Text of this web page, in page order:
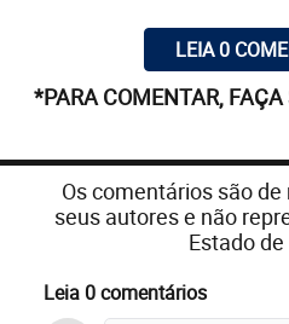
LEIA 0
*PARA COMENTAR, FAÇA
Os comentários são
seus autores e não
Estado de
Leia 0 comentários